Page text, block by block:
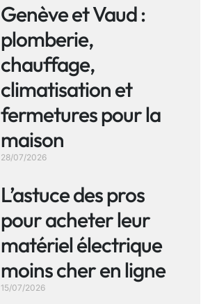
Genève et Vaud :
plomberie,
chauffage,
climatisation et
fermetures pour la
maison
28/07/2026
L’astuce des pros
pour acheter leur
matériel électrique
moins cher en ligne
15/07/2026